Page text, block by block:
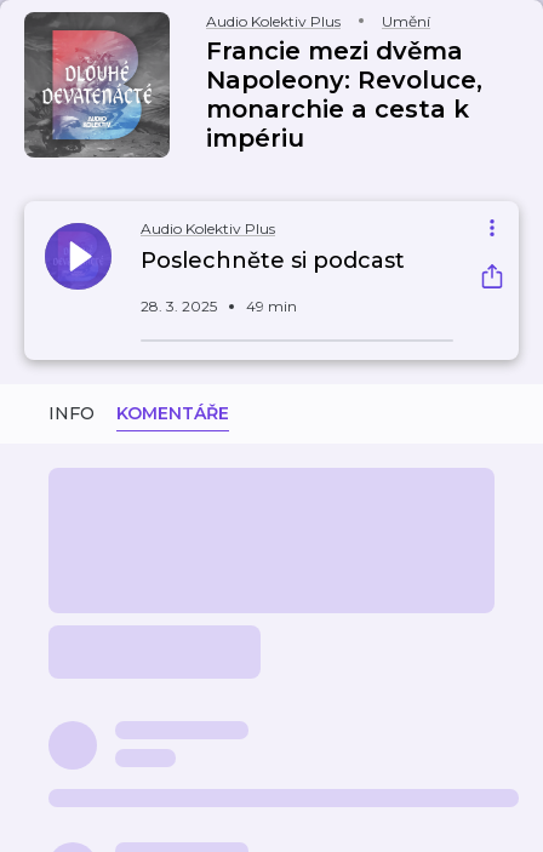
Audio Kolektiv Plus Umění
Francie mezi dvěma
Napoleony: Revoluce,
monarchie a cesta k
impériu
Audio Kolektiv Plus
Poslechněte si podcast
28. 3. 2025 49 min
INFO KOMENTÁŘE